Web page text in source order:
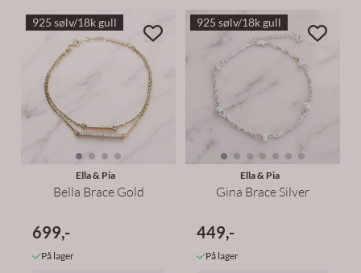
925 sølv/18k gull
Ella & Pia
Bella Brace Gold
699,-
På lager
925 sølv/18k gull
Ella & Pia
Gina Brace Silver
449,-
På lager